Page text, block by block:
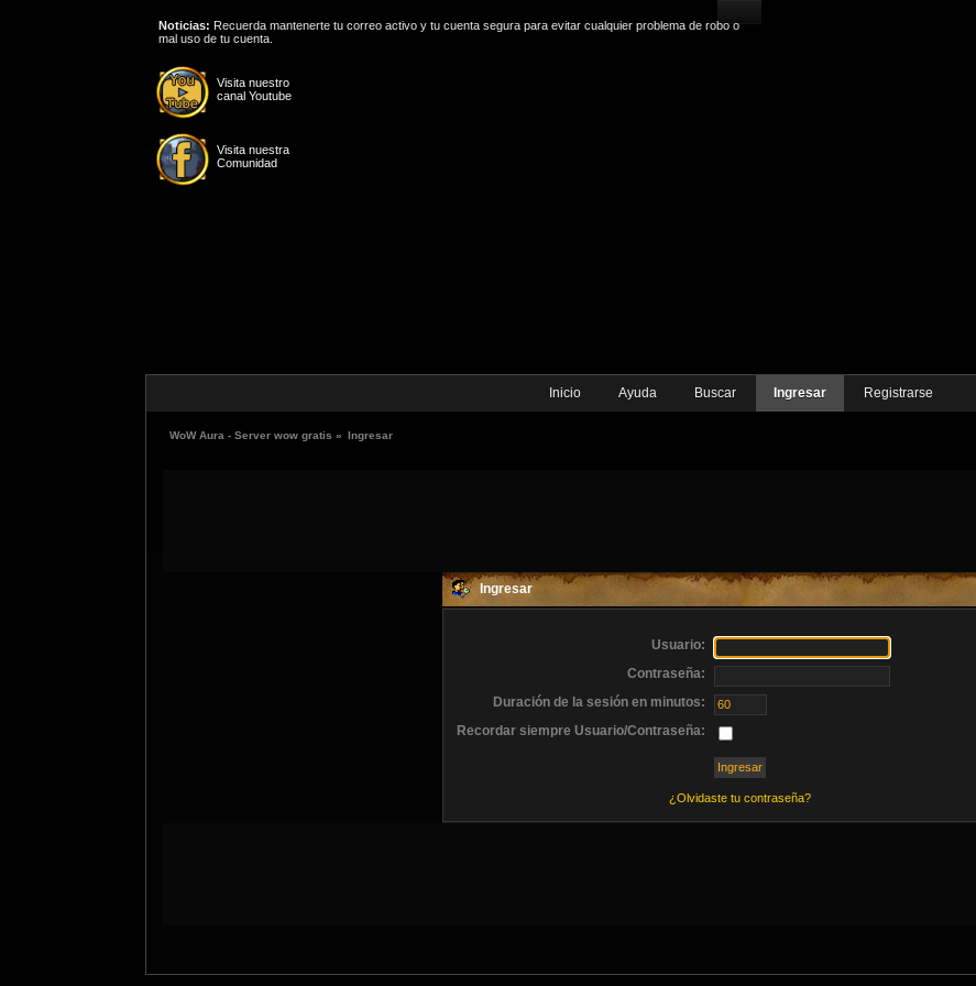
Visita nuestro
canal Youtube
Visita nuestra
Comunidad
Noticias: Recuerda mantenerte tu correo activo y tu cuenta segura para evitar cualquier problema de robo o
mal uso de tu cuenta.
Inicio Ayuda Buscar Ingresar Registrarse
WoW Aura - Server wow gratis » Ingresar
Ingresar
Usuario:
Contraseña:
Duración de la sesión en minutos:
Recordar siempre Usuario/Contraseña:
¿Olvidaste tu contraseña?